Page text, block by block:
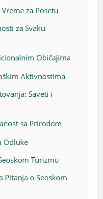
za Posetu
za Svaku
Običajima
Aktivnostima
Saveti i
sa Prirodom
Odluke
Turizmu
Pitanja o Seoskom